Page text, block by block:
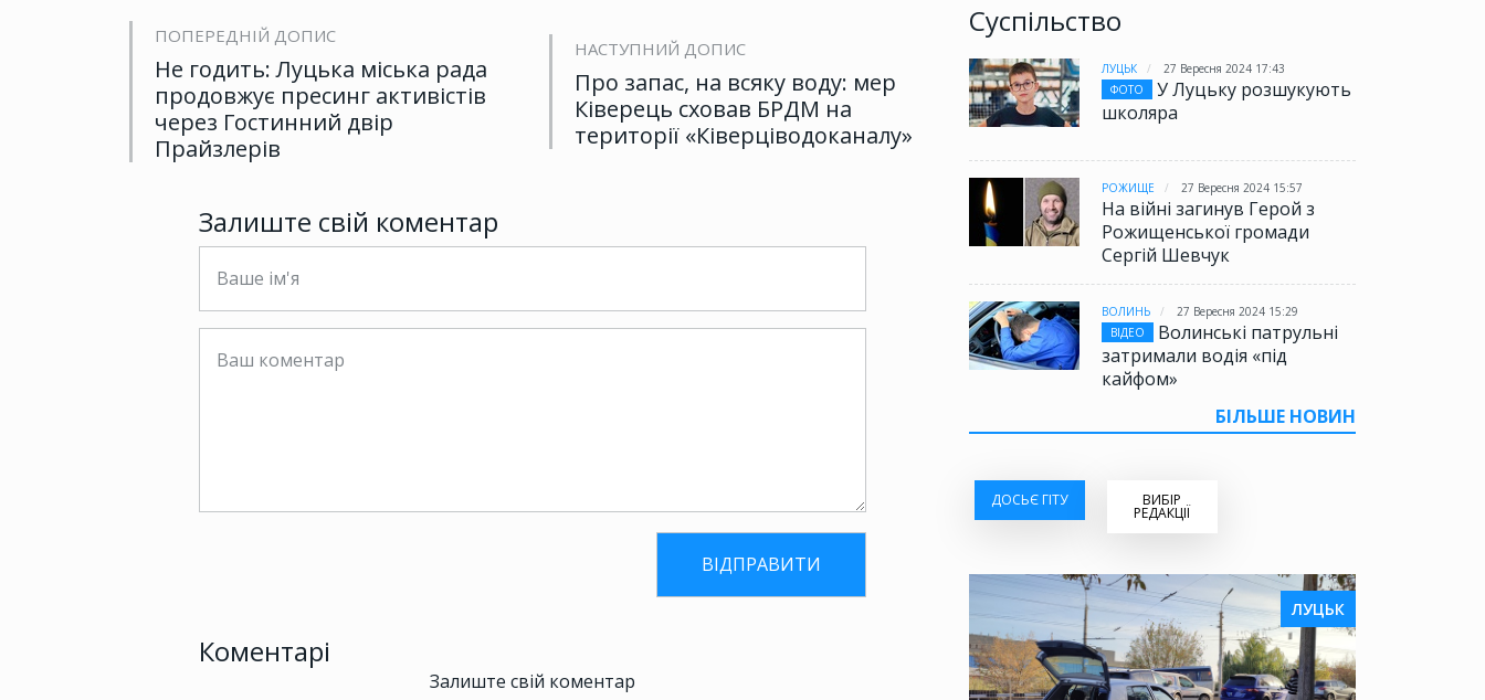
Суспільство
ЛУЦЬК
27 Вересня 2024 17:43
ФОТО
У Луцьку розшукують
школяра
РОЖИЩЕ 27 Вересня 2024 15:57
На війні загинув Герой з
Рожищенської громади
Сергій Шевчук
ВОЛИНЬ
27 Вересня 2024 15:29
ВІДЕО
Волинські патрульні
затримали водія «під
кайфом»
БІЛЬШЕ НОВИН
ДОСЬЄ ГІТУ ВИБІР
РЕДАКЦІЇ
ЛУЦЬК
ПОПЕРЕДНІЙ ДОПИС
Не годить: Луцька міська рада
продовжує пресинг активістів
через Гостинний двір
Прайзлерів
НАСТУПНИЙ ДОПИС
Про запас, на всяку воду: мер
Ківерець сховав БРДМ на
території «Ківерціводоканалу»
Залиште свій коментар
Коментарі
Залиште свій коментар